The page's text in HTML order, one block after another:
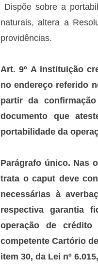
Dispõe sobre a
naturais, altera a
providências.
Art. 9º A instituição
no endereço referido
partir da confirmação
documento que
portabilidade da
Parágrafo único. Nas
trata o caput deve
necessárias à
respectiva garantia
operação de
competente Cartório
item 30, da Lei nº